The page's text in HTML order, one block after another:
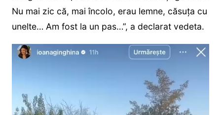
Nu mai zic că, mai încolo, erau lemne, căsuța cu
unelte… Am fost la un pas…”, a declarat vedeta.
Player